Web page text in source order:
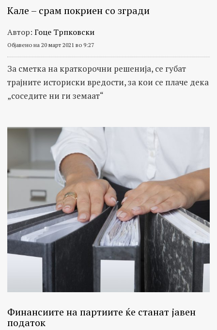
Кале – срам покриен со згради
Автор: Гоце Трпковски
Објавено на 20 март 2021 во 9:27
За сметка на краткорочни решенија, се губат
трајните историски вредости, за кои се плаче дека
„соседите ни ги земаат“
Финансиите на партиите ќе станат јавен
податок